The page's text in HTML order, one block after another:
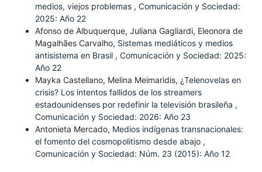
medios, viejos problemas , Comunicación y Sociedad:
2025: Año 22
Afonso de Albuquerque, Juliana Gagliardi, Eleonora de
Magalhães Carvalho, Sistemas mediáticos y medios
antisistema en Brasil , Comunicación y Sociedad: 2025:
Año 22
Mayka Castellano, Melina Meimaridis, ¿Telenovelas en
crisis? Los intentos fallidos de los streamers
estadounidenses por redefinir la televisión brasileña ,
Comunicación y Sociedad: 2026: Año 23
Antonieta Mercado, Medios indígenas transnacionales:
el fomento del cosmopolitismo desde abajo ,
Comunicación y Sociedad: Núm. 23 (2015): Año 12